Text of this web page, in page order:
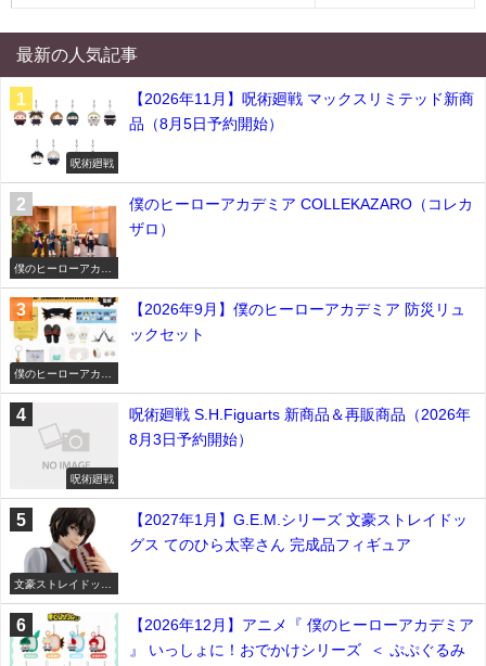
最新の人気記事
呪術廻戦
【2026年11月】呪術廻戦 マックスリミテッド新商
品（8月5日予約開始）
僕のヒーローアカデ
ミア
僕のヒーローアカデミア COLLEKAZARO（コレカ
ザロ）
僕のヒーローアカデ
ミア
【2026年9月】僕のヒーローアカデミア 防災リュ
ックセット
呪術廻戦
呪術廻戦 S.H.Figuarts 新商品＆再販商品（2026年
8月3日予約開始）
文豪ストレイドッグ
ス
【2027年1月】G.E.M.シリーズ 文豪ストレイドッ
グス てのひら太宰さん 完成品フィギュア
【2026年12月】アニメ『 僕のヒーローアカデミア
』 いっしょに！おでかけシリーズ ＜ ぷぷぐるみ